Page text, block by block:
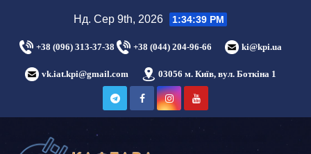
Нд. Сер 9th, 2026 1:34:40 PM
+38 (096) 313-37-38 +38 (044) 204-96-66 ki@kpi.ua
vk.iat.kpi@gmail.com 03056 м. Київ, вул. Боткіна 1